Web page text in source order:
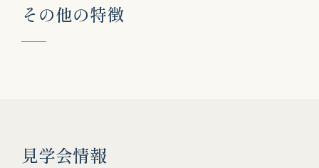
その他の特徴
見学会情報